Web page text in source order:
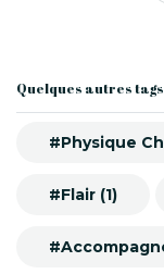
Quelques autres tags
#Physique
#Flair (1)